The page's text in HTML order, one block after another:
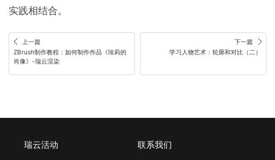
实践相结合。
上一篇
ZBrush制作教程：如何制作作品《埃莉的
肖像》-瑞云渲染
下一篇
学习人物艺术：轮廓和对比（二）
瑞云活动 联系我们